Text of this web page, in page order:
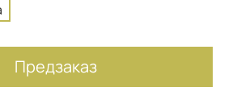
Предзаказ